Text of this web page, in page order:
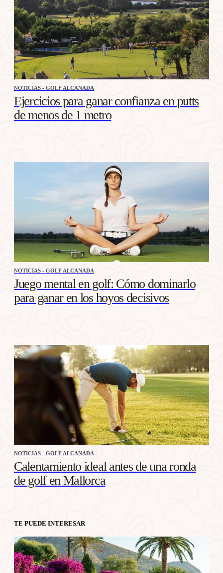
NOTICIAS - GOLF ALCANADA
Ejercicios para ganar confianza en putts
de menos de 1 metro
NOTICIAS - GOLF ALCANADA
Juego mental en golf: Cómo dominarlo
para ganar en los hoyos decisivos
NOTICIAS - GOLF ALCANADA
Calentamiento ideal antes de una ronda
de golf en Mallorca
TE PUEDE INTERESAR